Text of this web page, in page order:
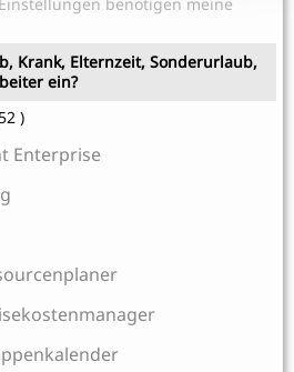
Krank, Elternzeit, Sonderurlaub,
ein?
)
Enterprise